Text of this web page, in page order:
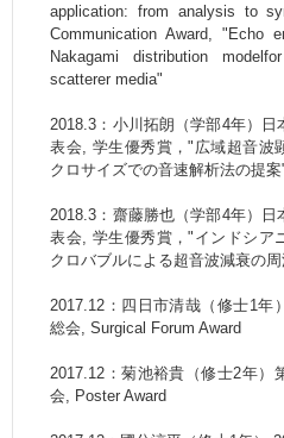
application: from analysis to
Communication Award, "Echo
Nakagami distribution
scatterer media"
2018.3：小川拓朗（学部4年）
表会, 学生優秀賞，"広域超音波
クロサイズでの音速解析法の提案
2018.3：齋藤勝也（学部4年）
表会, 学生優秀賞，"インドシア
クロバブルによる超音波減衰の
2017.12：四日市清哉（修士1年
総会, Surgical Forum Award
2017.12：菊池裕貴（修士2年）
会, Poster Award